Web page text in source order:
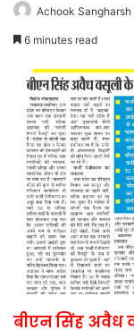
Achook Sangharsh
6 minutes read
बीएन सिंह अवैध